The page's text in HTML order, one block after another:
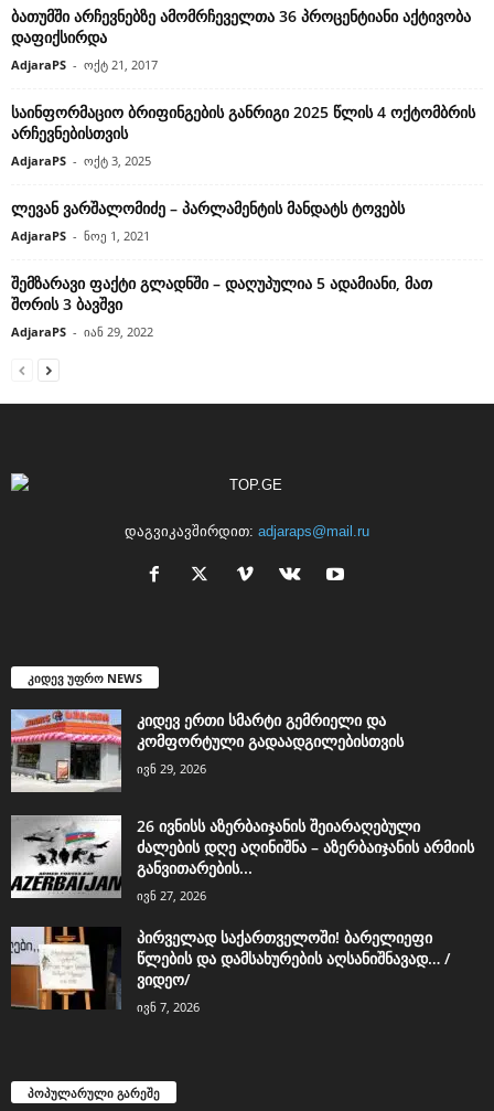
ბათუმში არჩევნებზე ამომრჩეველთა 36 პროცენტიანი აქტივობა
დაფიქსირდა
AdjaraPS - ოქტ 21, 2017
საინფორმაციო ბრიფინგების განრიგი 2025 წლის 4 ოქტომბრის
არჩევნებისთვის
AdjaraPS - ოქტ 3, 2025
ლევან ვარშალომიძე – პარლამენტის მანდატს ტოვებს
AdjaraPS - ნოე 1, 2021
შემზარავი ფაქტი გლადნში – დაღუპულია 5 ადამიანი, მათ
შორის 3 ბავშვი
AdjaraPS - იან 29, 2022
დაგვიკავშირდით: adjaraps@mail.ru
კიდევ უფრო NEWS
კიდევ ერთი სმარტი გემრიელი და
კომფორტული გადაადგილებისთვის
ივნ 29, 2026
26 ივნისს აზერბაიჯანის შეიარაღებული
ძალების დღე აღინიშნა – აზერბაიჯანის არმიის
განვითარების...
ივნ 27, 2026
პირველად საქართველოში! ბარელიეფი
წლების და დამსახურების აღსანიშნავად… /
ვიდეო/
ივნ 7, 2026
პოპულარული გარეშე